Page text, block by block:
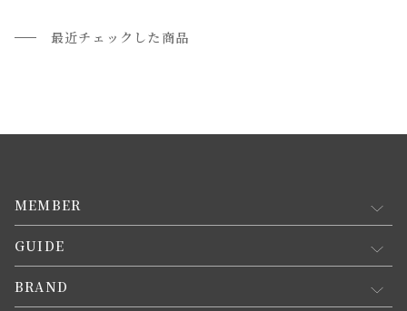
最近チェックした商品
MEMBER
マイページ
新規会員登録
GUIDE
お買い物ガイド
BRAND